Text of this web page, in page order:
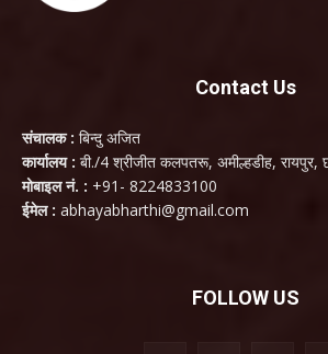
Contact Us
संचालक : बिन्दु अजित
कार्यालय : बी./4 श्रीजीत कलपतरू, अमील्हडीह, रायपुर,
मोबाइल नं. : +91- 8224833100
ईमेल : abhayabharthi@gmail.com
FOLLOW US